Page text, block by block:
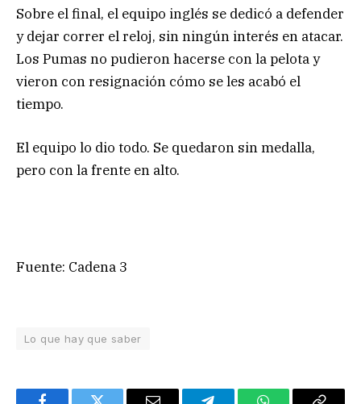
Sobre el final, el equipo inglés se dedicó a defender
y dejar correr el reloj, sin ningún interés en atacar.
Los Pumas no pudieron hacerse con la pelota y
vieron con resignación cómo se les acabó el
tiempo.
El equipo lo dio todo. Se quedaron sin medalla,
pero con la frente en alto.
Fuente: Cadena 3
Lo que hay que saber